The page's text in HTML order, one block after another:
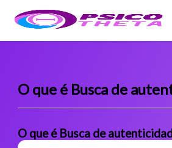
Blog
Glossário
Sobre
O que é Busca de
O que é Busca de